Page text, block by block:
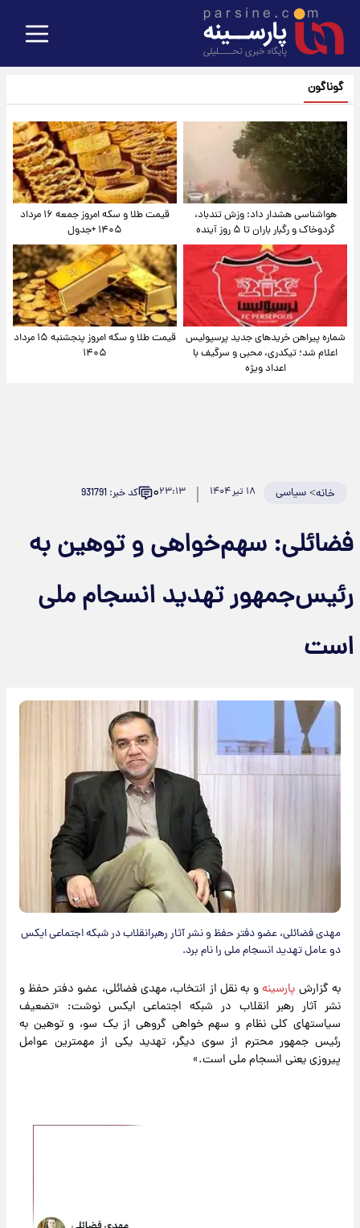
گوناگون
هواشناسی هشدار داد: وزش تندباد،
گردوخاک و رگبار باران تا ۵ روز آینده
قیمت طلا و سکه امروز جمعه ۱۶ مرداد
۱۴۰۵ +جدول
شماره پیراهن خریدهای جدید پرسپولیس
اعلام شد؛ تیکدری، محبی و سرگیف با
اعداد ویژه
قیمت طلا و سکه امروز پنجشنبه ۱۵ مرداد
۱۴۰۵
خانه>سیاسی ۱۸ تیر ۱۴۰۴ ۲۳:۱۳۰ کد خبر: 931791
فضائلی: سهم‌خواهی و توهین به
رئیس‌جمهور تهدید انسجام ملی
است
مهدی فضائلی، عضو دفتر حفظ و نشر آثار رهبرانقلاب در شبکه اجتماعی ایکس
دو عامل تهدید انسجام ملی را نام برد.
به گزارش پارسینهو به نقل از انتخاب، مهدی فضائلی، عضو دفتر حفظ و
نشر آثار رهبر انقلاب در شبکه اجتماعی ایکس نوشت: «تضعیف
سیاستهای کلی نظام و سهم خواهی گروهی از یک سو، و توهین به
رئیس جمهور محترم از سوی دیگر، تهدید یکی از مهمترین عوامل
پیروزی یعنی انسجام ملی است.»